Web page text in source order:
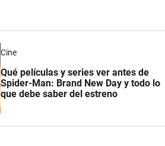
Cine
Qué películas y series ver antes de
Spider-Man: Brand New Day y todo lo
que debe saber del estreno